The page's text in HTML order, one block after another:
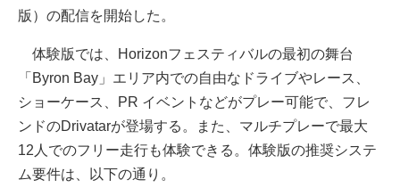
版）の配信を開始した。
体験版では、Horizonフェスティバルの最初の舞台
「Byron Bay」エリア内での自由なドライブやレース、
ショーケース、PR イベントなどがプレー可能で、フレ
ンドのDrivatarが登場する。また、マルチプレーで最大
12人でのフリー走行も体験できる。体験版の推奨システ
ム要件は、以下の通り。